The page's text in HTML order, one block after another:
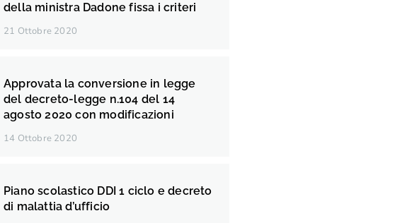
della ministra Dadone fissa i criteri
21 Ottobre 2020
Approvata la conversione in legge
del decreto-legge n.104 del 14
agosto 2020 con modificazioni
14 Ottobre 2020
Piano scolastico DDI 1 ciclo e decreto
di malattia d’ufficio